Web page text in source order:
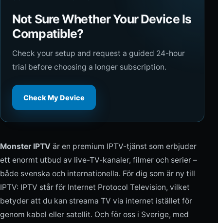
Not Sure Whether Your Device Is
Compatible?
Check your setup and request a guided 24-hour
trial before choosing a longer subscription.
Check My Device
Monster IPTV är en premium IPTV-tjänst som erbjuder
ett enormt utbud av live-TV-kanaler, filmer och serier –
både svenska och internationella. För dig som är ny till
IPTV: IPTV står för Internet Protocol Television, vilket
betyder att du kan streama TV via internet istället för
genom kabel eller satellit. Och för oss i Sverige, med